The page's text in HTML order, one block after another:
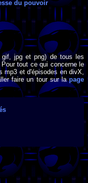
du pouvoir
jpg et png) de tous les
tout ce qui concerne le
mp3 et d'épisodes en divX,
faire un tour sur lapage